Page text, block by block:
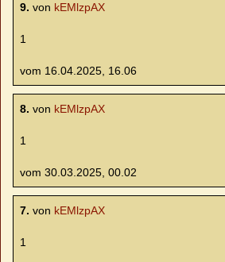
9. von kEMlzpAX
1
vom 16.04.2025, 16.06
8. von kEMlzpAX
1
vom 30.03.2025, 00.02
7. von kEMlzpAX
1